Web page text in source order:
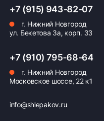
+7 (915) 943-82-07
г. Нижний Новгород
ул. Бекетова 3а, корп. 33
+7 (910) 795-68-64
г. Нижний Новгород
Московское шоссе, 22 к1
info@shlepakov.ru